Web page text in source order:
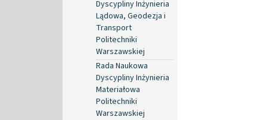
Dyscypliny Inżynieria
Lądowa, Geodezja i
Transport
Politechniki
Warszawskiej
Rada Naukowa
Dyscypliny Inżynieria
Materiałowa
Politechniki
Warszawskiej